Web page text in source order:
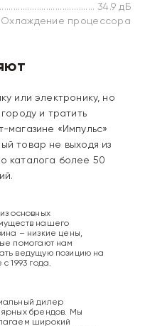
34.9 дБ
Охлаждение процессора
или электронику, но
и тратить
магазине «Импульс»
товар не выходя из
каталога более 50
основных
нашего
– низкие цены,
помогают нам
ведущую позицию на
с 1993 года.
дилер
брендов. Мы
широкий